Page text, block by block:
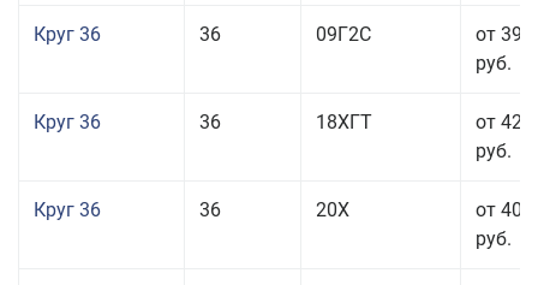
Круг 36 36 09Г2С
от 39
руб.
Круг 36 36 18ХГТ
от 42
руб.
Круг 36 36 20Х
от 40
руб.